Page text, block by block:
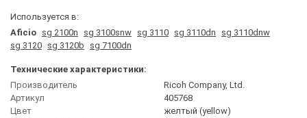
Используется в:
Aficio sg 2100n sg 3100snw sg 3110 sg 3110dn
sg 3110dnw
sg 3120 sg 3120b sg 7100dn
Технические характеристики:
Производитель
Ricoh Company, Ltd.
Артикул
405768
Цвет
желтый (yellow)